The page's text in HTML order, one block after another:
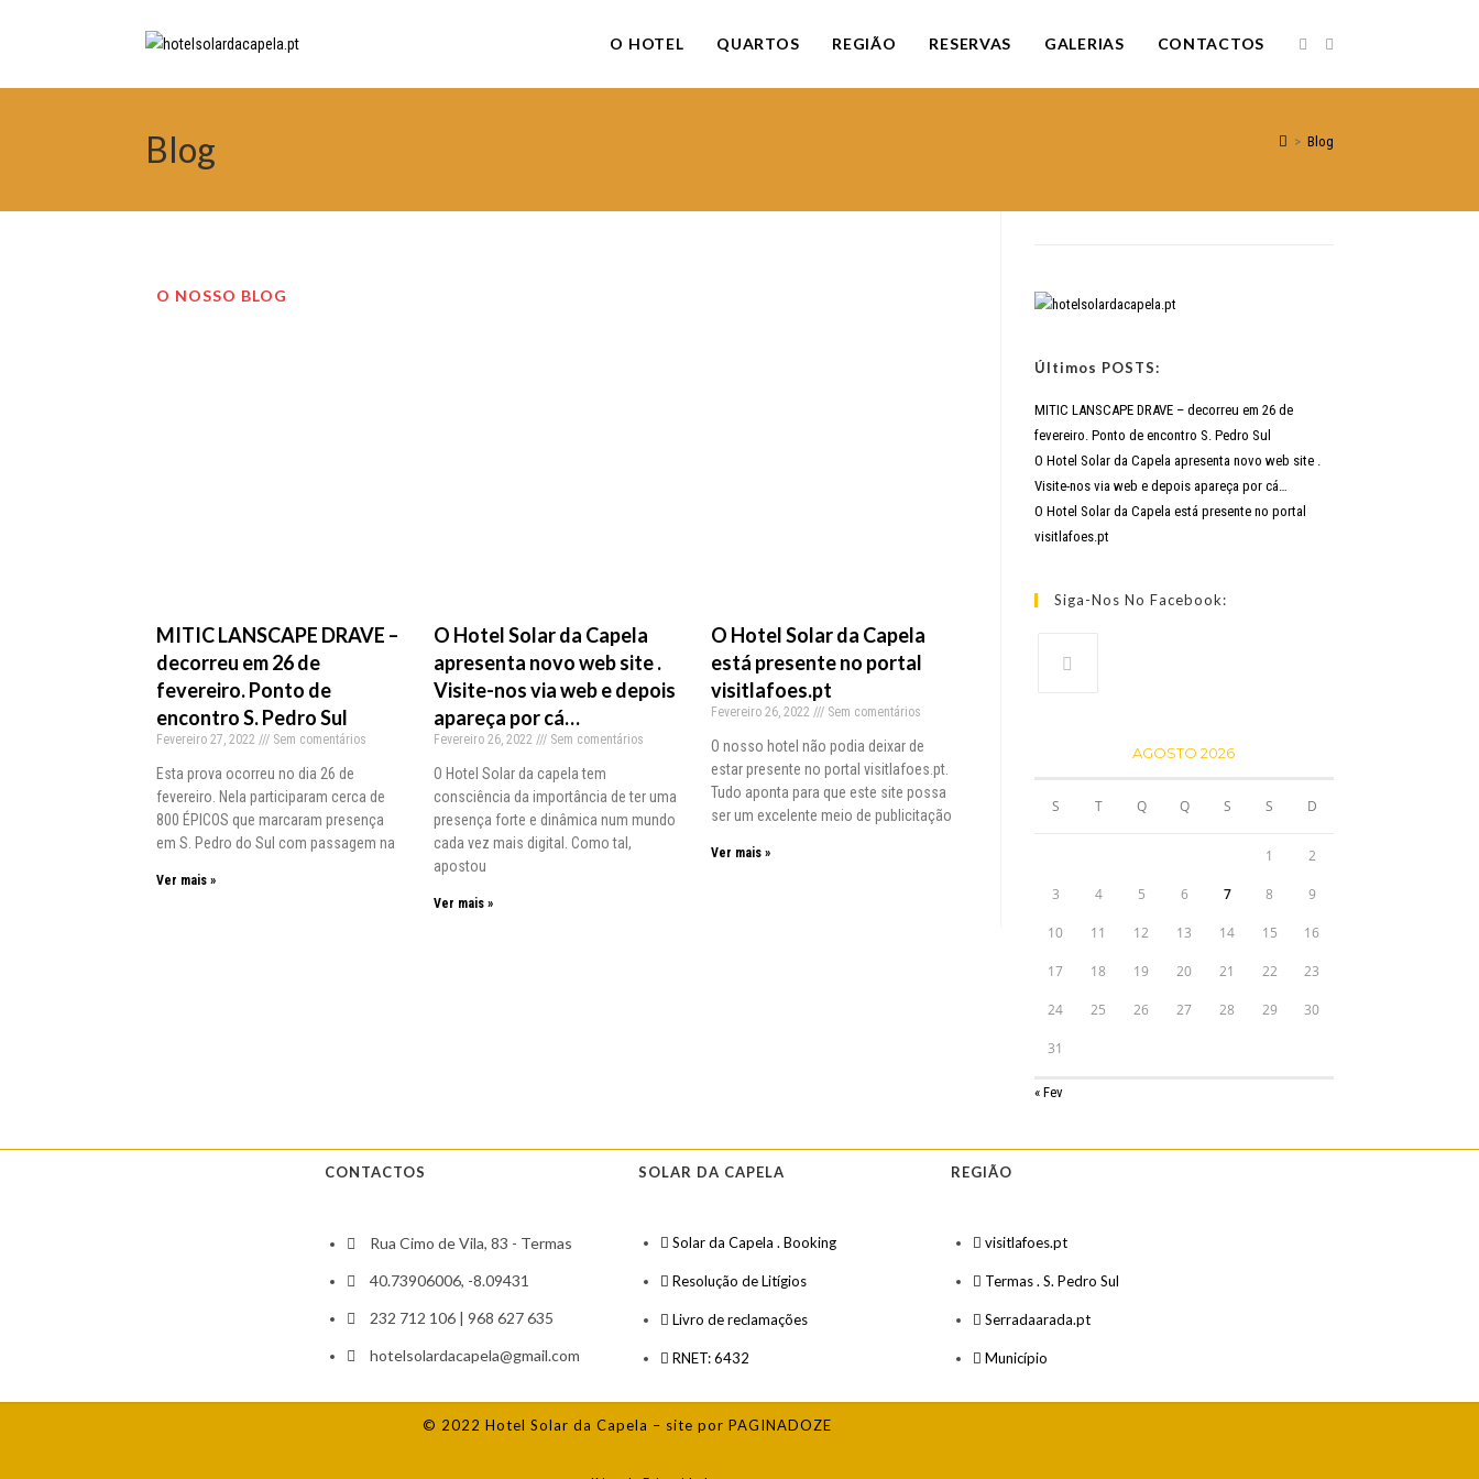
O HOTEL QUARTOS REGIÃO RESERVAS GALERIAS CONTACTOS
Blog > Blog
O NOSSO BLOG
MITIC LANSCAPE DRAVE –
decorreu em 26 de
fevereiro. Ponto de
encontro S. Pedro Sul
Fevereiro 27, 2022 Sem comentários
Esta prova ocorreu no dia 26 de
fevereiro. Nela participaram cerca de
800 ÉPICOS que marcaram presença
em S. Pedro do Sul com passagem na
Ver mais »
O Hotel Solar da Capela
apresenta novo web site .
Visite-nos via web e depois
apareça por cá…
Fevereiro 26, 2022 Sem comentários
O Hotel Solar da capela tem
consciência da importância de ter uma
presença forte e dinâmica num mundo
cada vez mais digital. Como tal,
apostou
Ver mais »
O Hotel Solar da Capela
está presente no portal
visitlafoes.pt
Fevereiro 26, 2022 Sem comentários
O nosso hotel não podia deixar de
estar presente no portal visitlafoes.pt.
Tudo aponta para que este site possa
ser um excelente meio de publicitação
Ver mais »
Últimos POSTS:
MITIC LANSCAPE DRAVE – decorreu em 26 de
fevereiro. Ponto de encontro S. Pedro Sul
O Hotel Solar da Capela apresenta novo web site .
Visite-nos via web e depois apareça por cá…
O Hotel Solar da Capela está presente no portal
visitlafoes.pt
Siga-Nos No Facebook:
AGOSTO 2026
S T Q Q S S D
1 2
3 4 5 6 7 8 9
10 11 12 13 14 15 16
17 18 19 20 21 22 23
24 25 26 27 28 29 30
31
« Fev
CONTACTOS
Rua Cimo de Vila, 83 - Termas
40.73906006, -8.09431
232 712 106 | 968 627 635
hotelsolardacapela@gmail.com
SOLAR DA CAPELA
Solar da Capela . Booking
Resolução de Litígios
Livro de reclamações
RNET: 6432
REGIÃO
visitlafoes.pt
Termas . S. Pedro Sul
Serradaarada.pt
Município
© 2022 Hotel Solar da Capela – site por PAGINADOZE